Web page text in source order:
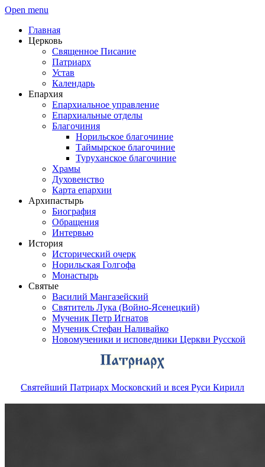
Open menu
Главная
Церковь
Священное Писание
Патриарх
Устав
Календарь
Епархия
Епархиальное управление
Епархиальные отделы
Благочиния
Норильское благочиние
Таймырское благочиние
Туруханское благочиние
Храмы
Духовенство
Карта епархии
Архипастырь
Биография
Обращения
Интервью
История
Исторический очерк
Норильская Голгофа
Монастырь
Святые
Василий Мангазейский
Святитель Лука (Войно-Ясенецкий)
Мученик Петр Игнатов
Мученик Стефан Наливайко
Новомученики и исповедники Церкви Русской
Святейший Патриарх Московский и всея Руси Кирилл